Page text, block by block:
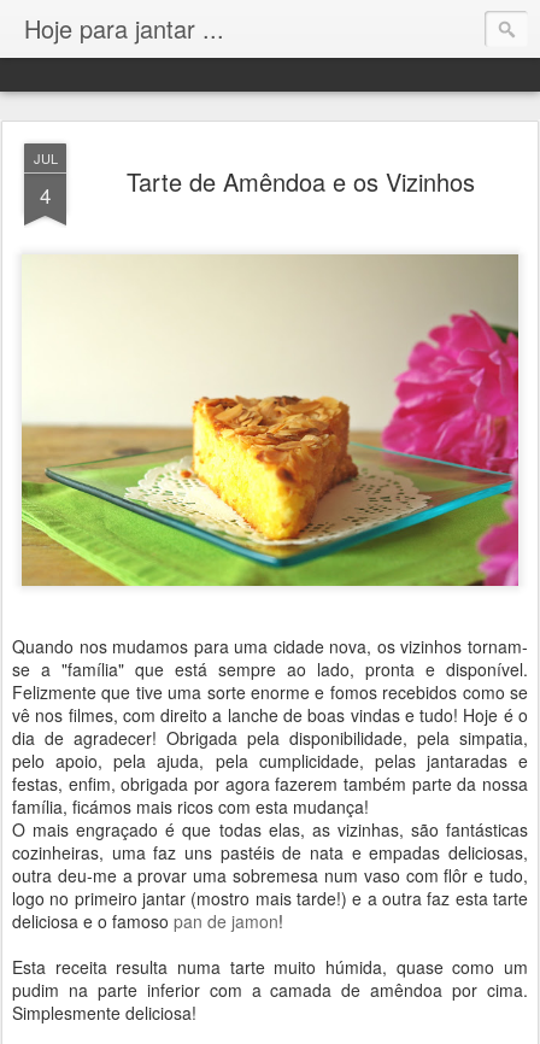
Hoje para jantar ...
JUL
4 Tarte de Amêndoa e os Vizinhos
Quando nos mudamos para uma cidade nova, os vizinhos tornam-
se a "família" que está sempre ao lado, pronta e disponível.
Felizmente que tive uma sorte enorme e fomos recebidos como se
vê nos filmes, com direito a lanche de boas vindas e tudo! Hoje é o
dia de agradecer! Obrigada pela disponibilidade, pela simpatia,
pelo apoio, pela ajuda, pela cumplicidade, pelas jantaradas e
festas, enfim, obrigada por agora fazerem também parte da nossa
família, ficámos mais ricos com esta mudança!
O mais engraçado é que todas elas, as vizinhas, são fantásticas
cozinheiras, uma faz uns pastéis de nata e empadas deliciosas,
outra deu-me a provar uma sobremesa num vaso com flôr e tudo,
logo no primeiro jantar (mostro mais tarde!) e a outra faz esta tarte
deliciosa e o famoso pan de jamon!
Esta receita resulta numa tarte muito húmida, quase como um
pudim na parte inferior com a camada de amêndoa por cima.
Simplesmente deliciosa!